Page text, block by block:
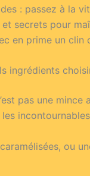
: passez à la
secrets pour
en prime un clin
ingrédients
pas une
ou